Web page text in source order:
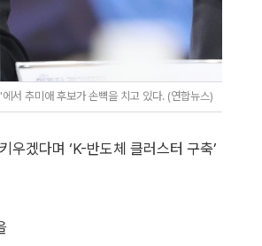
서 추미애 후보가 손뼉을 치고 있다. (연합뉴스)
겠다며 ‘K-반도체 클러스터 구축’